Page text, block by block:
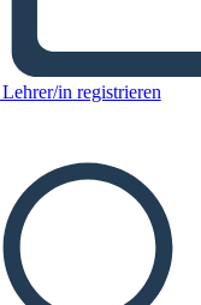
in registrieren
VOR